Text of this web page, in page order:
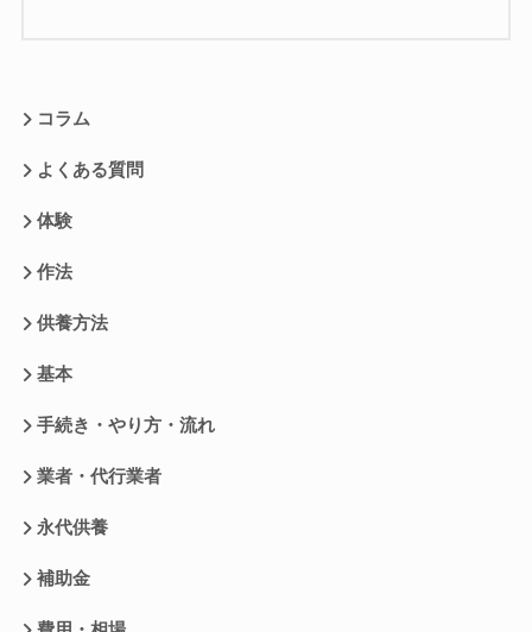
コラム
よくある質問
体験
作法
供養方法
基本
手続き・やり方・流れ
業者・代行業者
永代供養
補助金